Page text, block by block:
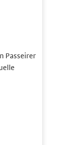
Passeirer